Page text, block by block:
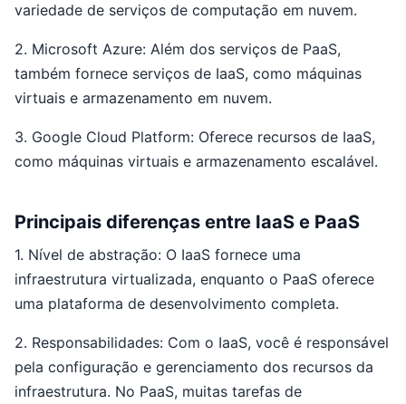
variedade de serviços de computação em nuvem.
2. Microsoft Azure: Além dos serviços de PaaS,
também fornece serviços de IaaS, como máquinas
virtuais e armazenamento em nuvem.
3. Google Cloud Platform: Oferece recursos de IaaS,
como máquinas virtuais e armazenamento escalável.
Principais diferenças entre IaaS e PaaS
1. Nível de abstração: O IaaS fornece uma
infraestrutura virtualizada, enquanto o PaaS oferece
uma plataforma de desenvolvimento completa.
2. Responsabilidades: Com o IaaS, você é responsável
pela configuração e gerenciamento dos recursos da
infraestrutura. No PaaS, muitas tarefas de